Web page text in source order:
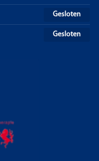
Gesloten
Gesloten